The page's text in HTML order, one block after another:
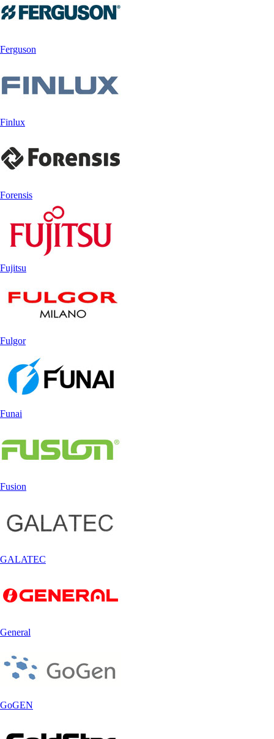
Ferguson
Finlux
Forensis
Fujitsu
Fulgor
Funai
Fusion
GALATEC
General
GoGEN